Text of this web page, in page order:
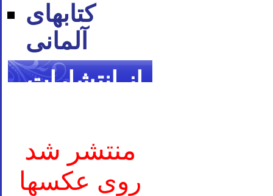
کتاب‪های
آلمانی
از انتشارات
منتشر شد
روی عکسها